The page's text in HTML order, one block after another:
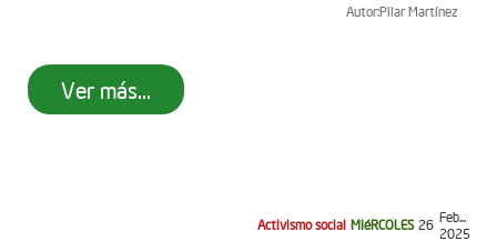
Autor:Pilar Martínez
Ver más...
Activismo social MIéRCOLES 26 Feb...
2025